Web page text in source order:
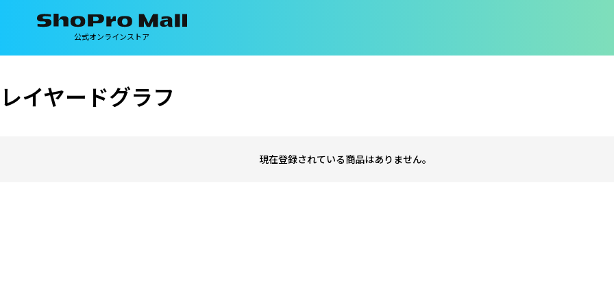
公式オンラインストア
レイヤードグラフ
現在登録されている商品はありません。